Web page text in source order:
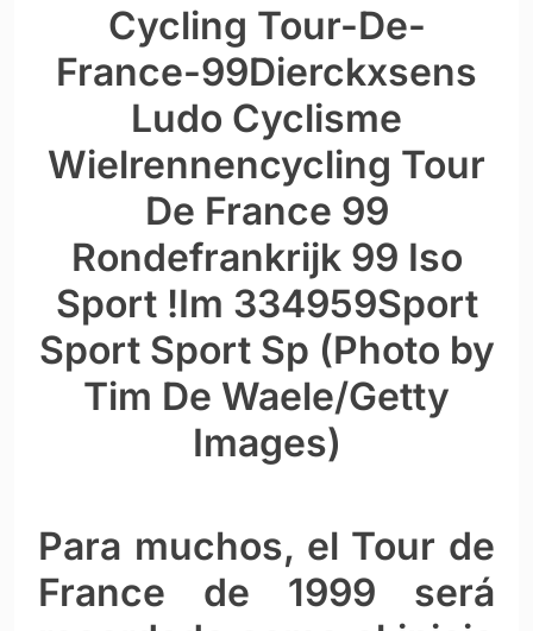
Cycling Tour-De-
France-99Dierckxsens
Ludo Cyclisme
Wielrennencycling Tour
De France 99
Rondefrankrijk 99 Iso
Sport !Im 334959Sport
Sport Sport Sp (Photo by
Tim De Waele/Getty
Images)
Para muchos, el Tour de
France de 1999 será